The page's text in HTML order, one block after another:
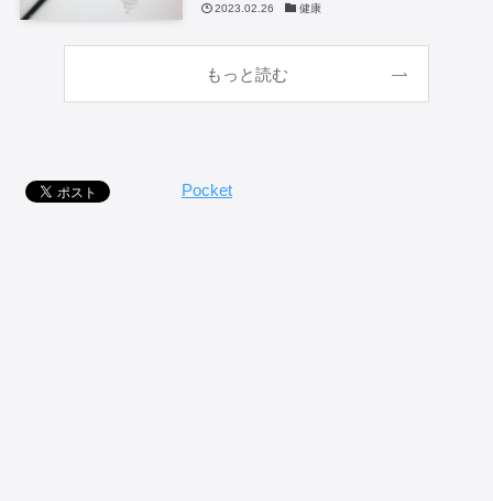
2023.02.26 健康
もっと読む
Pocket